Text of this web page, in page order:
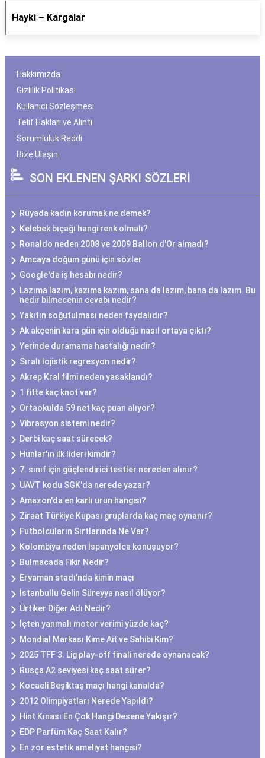
Hayki – Kargalar
Hakkımızda
Gizlilik Politikası
Kullanıcı Sözleşmesi
Telif Hakları ve Alıntı
Sorumluluk Reddi
Bize Ulaşın
SON EKLENEN ŞARKI SÖZLERİ
Rüyada kadın korumak ne demek?
Kelebek bıçağı hangi renk olmalı?
Ronaldo neden 2008 ve 2009 Ballon d'Or almadı?
Amcaya doğum günü için sözler
Google'da iş hesabı nedir?
Lazıma lazım, kazıma kazım, sana da lazım, bana da lazım. Bu
nedir bilmecenin cevabı nedir?
Yakıtın soğutulması neden faydalıdır?
Ak akçenin kara gün için olduğu nasıl ortaya çıktı?
Yerinde duramama hastalığı nedir?
Sıralı lojistik regresyon nedir?
Akrep Kral filmi neden yasaklandı?
1 fitte kaç knot var?
Ortaokulda 59 net kaç puan alıyor?
Vibrasyon sistemi nedir?
Derbi kaç saat sürecek?
Hunlar'ın ilk lideri kimdir?
7. sınıf için güçlendirici testler nereden alınır?
UAVT kodu SGK'da nerede yazar?
Amazon'da en karlı ürün hangisi?
Ziraat Türkiye Kupası gruplarda kaç maç oynanır?
Futbolcuların Sırtlarında Ne Var?
Kolombiya neden İspanyolca konuşuyor?
Bulmacada Fikir Nedir?
Eryaman stadı'nda kimin maçı
İstanbullu Gelin Süreyya nasıl ölüyor?
Ürtiker Diğer Adı Nedir?
İçten yanmalı motor verimi yüzde kaç?
Mondial Markası Kime Ait ve Sahibi Kim?
2025 TFF 3. Lig play-off finali nerede oynanacak?
Rusça A2 seviyesi kaç saat sürer?
Kocaeli Beşiktaş maçı hangi kanalda?
2012 Olimpiyatları Nerede Yapıldı?
Hint Kınası En Çok Hangi Desene Yakışır?
EDP Parfüm Kaç Saat Kalır?
En zor estetik ameliyat hangisi?